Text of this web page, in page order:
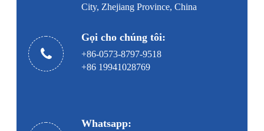
City, Zhejiang Province, China
Gọi cho chúng tôi:
+86-0573-8797-9518
+86 19941028769
Whatsapp: